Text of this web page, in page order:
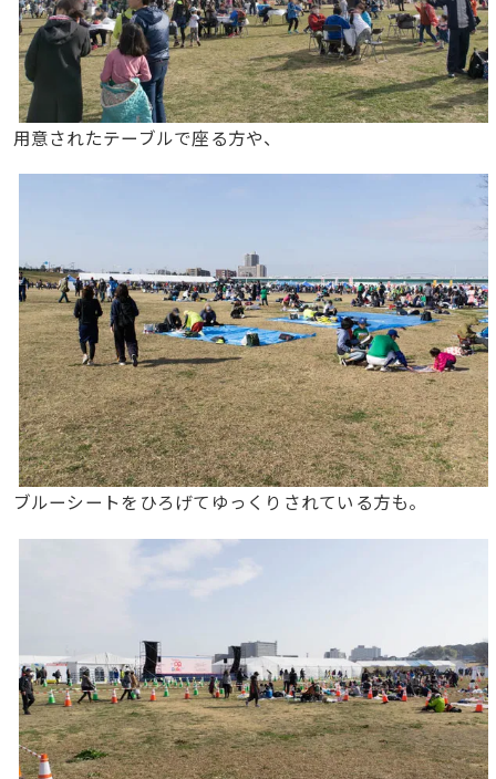
用意されたテーブルで座る方や、
ブルーシートをひろげてゆっくりされている方も。